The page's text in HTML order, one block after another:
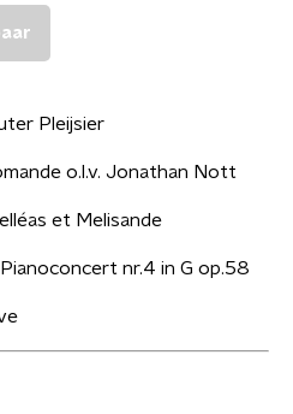
Pleijsier
o.l.v. Jonathan Nott
et Melisande
nr.4 in G op.58